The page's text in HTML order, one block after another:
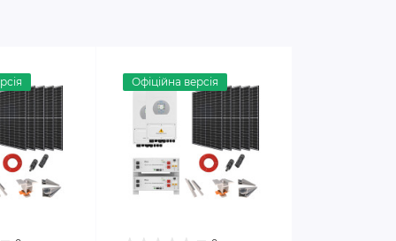
Офіційна версія